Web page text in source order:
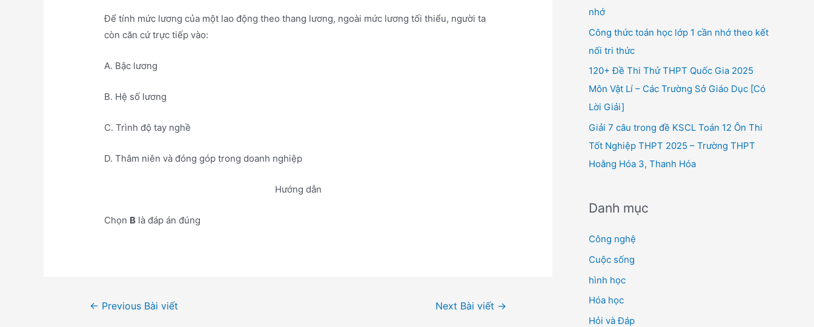
Để tính mức lương của một lao động theo thang lương, ngoài mức lương tối thiểu, người ta
còn căn cứ trực tiếp vào:
A. Bậc lương
B. Hệ số lương
C. Trình độ tay nghề
D. Thâm niên và đóng góp trong doanh nghiệp
Hướng dẫn
Chọn B là đáp án đúng
Điều← Previous Bài viết Next Bài viết →
r
:
nhớ
Công thức toán học lớp 1 cần nhớ theo kết
nối tri thức
120+ Đề Thi Thử THPT Quốc Gia 2025
Môn Vật Lí – Các Trường Sở Giáo Dục [Có
Lời Giải]
Giải 7 câu trong đề KSCL Toán 12 Ôn Thi
Tốt Nghiệp THPT 2025 – Trường THPT
Hoằng Hóa 3, Thanh Hóa
Danh mục
Công nghệ
Cuộc sống
hình học
Hóa học
Hỏi và Đáp